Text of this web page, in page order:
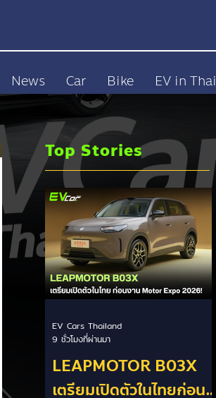
News Car Bike EV in Thai
Top Stories
LEAPMOTOR B03X
เตรียมเปิดตัวในไทยก่อน
EV Cars Thailand
9 ชั่วโมงที่ผ่านมา